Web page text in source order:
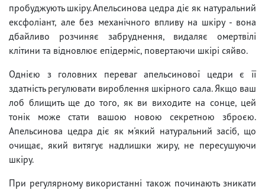
пробуджують шкіру. Апельсинова цедра діє як натуральний
ексфоліант, але без механічного впливу на шкіру - вона
дбайливо розчиняє забруднення, видаляє омертвілі
клітини та відновлює епідерміс, повертаючи шкірі сяйво.
Однією з головних переваг апельсинової цедри є її
здатність регулювати вироблення шкірного сала. Якщо ваш
лоб блищить ще до того, як ви виходите на сонце, цей
тонік може стати вашою новою секретною зброєю.
Апельсинова цедра діє як м'який натуральний засіб, що
очищає, який витягує надлишки жиру, не пересушуючи
шкіру.
При регулярному використанні також починають зникати